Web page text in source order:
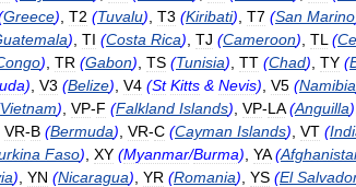
Greece) T2 (Tuvalu) T3 (Kiribati) T7 (San Marino
) TI (Costa Rica) TJ (Cameroon) TL (
) TR (Gabon) TS (Tunisia) TT (Chad) TY (
) V3 (Belize) V4 (St Kitts & Nevis) V5 (Namibia
Vietnam) VP-F (Falkland Islands) VP-LA (Anguilla)
VR-B (Bermuda) VR-C (Cayman Islands) VT (
Faso) XY (Myanmar/Burma) YA (
) YN (Nicaragua) YR (Romania) YS (El